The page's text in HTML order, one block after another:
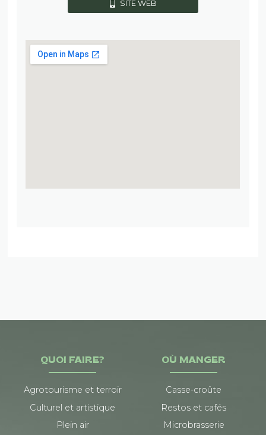
SITE WEB
QUOI FAIRE?
Agrotourisme et terroir
Culturel et artistique
Plein air
OÙ MANGER
Casse-croûte
Restos et cafés
Microbrasserie